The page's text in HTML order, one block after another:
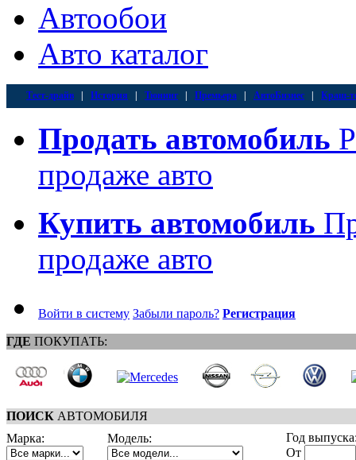
Автообои
Авто каталог
Тест-драйв История Тюнинг Премьера АвтоБизнес Краш-
Продать автомобиль
продаже авто
Купить автомобиль
продаже авто
Войти в систему Забыли пароль? Регистрация
ГДЕ ПОКУПАТЬ:
ПОИСК АВТОМОБИЛЯ
Марка:
Модель:
Год
От